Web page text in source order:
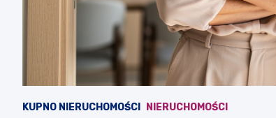
KUPNO NIERUCHOMOŚCI NIERUCHOMOŚCI